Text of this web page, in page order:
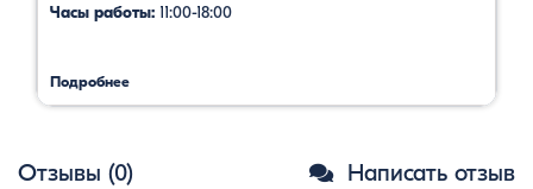
Часы работы: 11:00-18:00
Подробнее
Отзывы (0) Написать отзыв